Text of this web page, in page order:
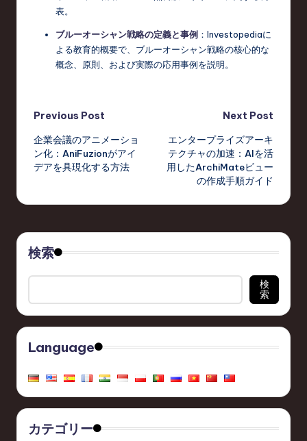
表。
ブルーオーシャン戦略の定義と事例 ：Investopediaに
よる教育的概要で、ブルーオーシャン戦略の核心的な
概念、原則、および実際の応用事例を説明。
Post
navigation
Previous Post
企業会議のアニメーショ
ン化：AniFuzionがアイ
デアを具現化する方法
Next Post
エンタープライズアーキ
テクチャの加速：AIを活
用したArchiMateビュー
の作成手順ガイド
検索
検
索
Language
カテゴリー